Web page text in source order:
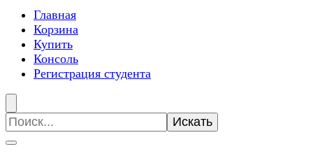
Главная
Корзина
Купить
Консоль
Регистрация студента
Искать: